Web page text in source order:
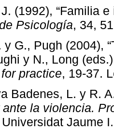
(1992), “Familia
Psicología, 34,
y G., Pugh (2004),
y N., Long
practice, 19-37.
Badenes, L. y R.
ante la violencia.
Jaume